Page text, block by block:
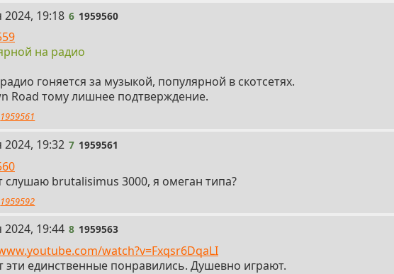
19:18 6 1959560
на радио
гоняется за музыкой, популярной в скотсетях.
Road тому лишнее подтверждение.
1959561
19:32 7 1959561
слушаю brutalisimus 3000, я омеган типа?
1959592
19:44 8 1959563
watch?v=Fxqsr6DqaLI
эти единственные понравились. Душевно играют.